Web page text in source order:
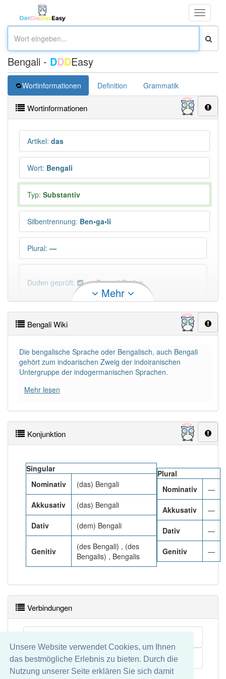
Unsere Website verwendet Cookies, um Ihnen
das bestmögliche Erlebnis zu bieten. Durch die
Nutzung unserer Seite erklären Sie sich damit
Toggle
Bengali - DDDEasy
Wortinformationen Definition Grammatik
Wortinformationen
Artikel: das
Wort: Bengali
Typ: Substantiv
Silbentrennung: Ben•ga•li
Plural: —
Duden geprüft: Bengali Duden
PowerIndex:3
Häufigkeit: 4 von 10
Wörter mit Endung
korrekt erraten.
Mehr
Bengali Wiki
Die bengalische Sprache oder Bengalisch, auch Bengali
gehört zum indoarischen Zweig der indoiranischen
Untergruppe der indogermanischen Sprachen.
Mehr lesen
Konjunktion
Singular
Nominativ
(das) Bengali
Akkusativ (das) Bengali
Dativ (dem) Bengali
Genitiv
(des Bengali) , (des
Bengalis) , Bengalis
Plural
Nominativ
—
Akkusativ —
Dativ —
Genitiv —
Verbindungen
Zweig